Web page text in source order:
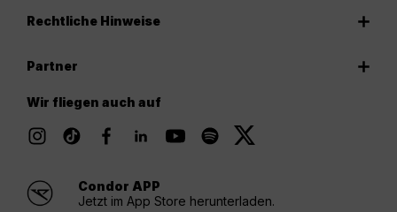
Rechtliche Hinweise
Partner
Wir fliegen auch auf
Condor APP
Jetzt im App Store herunterladen.